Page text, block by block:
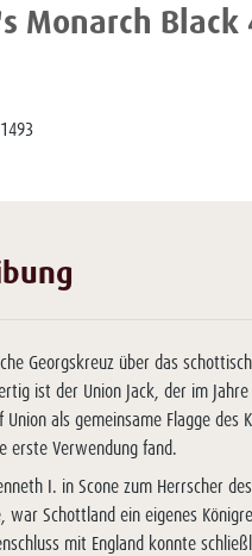
Monarch Black
Georgskreuz über das
ist der Union Jack, der im
als gemeinsame Flagge des
erste Verwendung fand.
I. in Scone zum Herrscher
war Schottland ein eigenes
mit England konnte